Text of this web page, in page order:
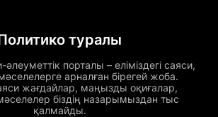
туралы
порталы – еліміздегі саяси,
арналған бірегей жоба.
жағдайлар, маңызды оқиғалар,
біздің назарымыздан тыс
қалмайды.